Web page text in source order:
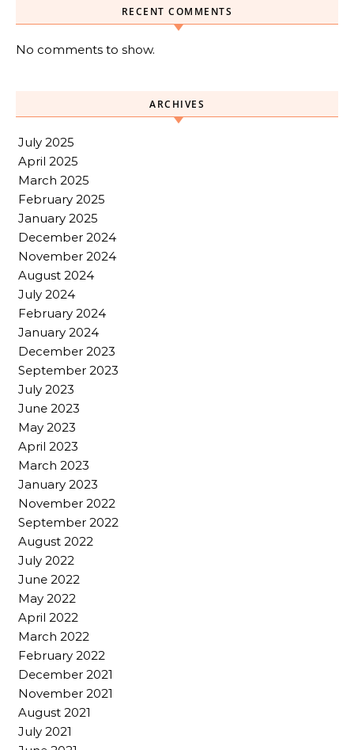
RECENT COMMENTS
No comments to show.
ARCHIVES
July 2025
April 2025
March 2025
February 2025
January 2025
December 2024
November 2024
August 2024
July 2024
February 2024
January 2024
December 2023
September 2023
July 2023
June 2023
May 2023
April 2023
March 2023
January 2023
November 2022
September 2022
August 2022
July 2022
June 2022
May 2022
April 2022
March 2022
February 2022
December 2021
November 2021
August 2021
July 2021